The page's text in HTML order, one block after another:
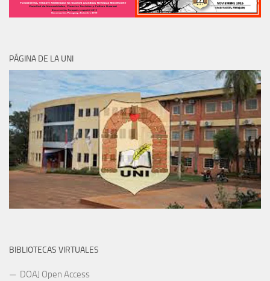
PÁGINA DE LA UNI
BIBLIOTECAS VIRTUALES
DOAJ Open Access